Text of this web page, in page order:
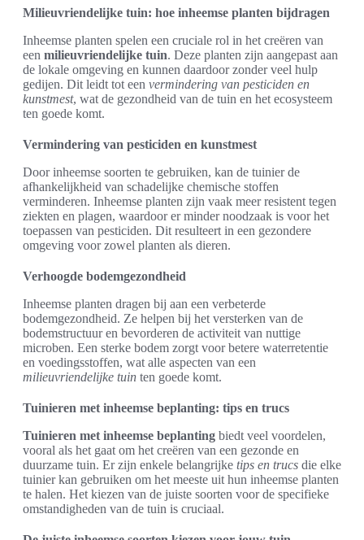
Milieuvriendelijke tuin: hoe inheemse planten bijdragen
Inheemse planten spelen een cruciale rol in het creëren van
een milieuvriendelijke tuin. Deze planten zijn aangepast aan
de lokale omgeving en kunnen daardoor zonder veel hulp
gedijen. Dit leidt tot een vermindering van pesticiden en
kunstmest, wat de gezondheid van de tuin en het ecosysteem
ten goede komt.
Vermindering van pesticiden en kunstmest
Door inheemse soorten te gebruiken, kan de tuinier de
afhankelijkheid van schadelijke chemische stoffen
verminderen. Inheemse planten zijn vaak meer resistent tegen
ziekten en plagen, waardoor er minder noodzaak is voor het
toepassen van pesticiden. Dit resulteert in een gezondere
omgeving voor zowel planten als dieren.
Verhoogde bodemgezondheid
Inheemse planten dragen bij aan een verbeterde
bodemgezondheid. Ze helpen bij het versterken van de
bodemstructuur en bevorderen de activiteit van nuttige
microben. Een sterke bodem zorgt voor betere waterretentie
en voedingsstoffen, wat alle aspecten van een
milieuvriendelijke tuin ten goede komt.
Tuinieren met inheemse beplanting: tips en trucs
Tuinieren met inheemse beplanting biedt veel voordelen,
vooral als het gaat om het creëren van een gezonde en
duurzame tuin. Er zijn enkele belangrijke tips en trucs die elke
tuinier kan gebruiken om het meeste uit hun inheemse planten
te halen. Het kiezen van de juiste soorten voor de specifieke
omstandigheden van de tuin is cruciaal.